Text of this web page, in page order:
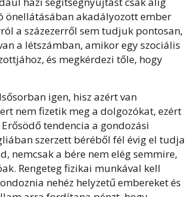
önellátásában akadályozott ember
a százezerről sem tudjuk pontosan,
a létszámban, amikor egy szociális
és megkérdezi tőle, hogy
igen, hisz azért van
nem fizetik meg a dolgozókat, ezért
tendencia a gondozási
szerzett béréből fél évig el tudja
nemcsak a bére nem elég semmire,
Rengeteg fizikai munkával kell
nehéz helyzetű embereket és